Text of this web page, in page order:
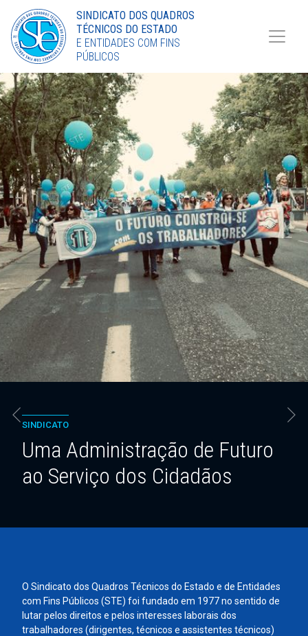
Torne-se Sócio
LinkedIn
SINDICATO DOS QUADROS
TÉCNICOS DO ESTADO
E ENTIDADES COM FINS
PÚBLICOS
SINDICATO
Uma Administração de Futuro
ao Serviço dos Cidadãos
O Sindicato dos Quadros Técnicos do Estado e de Entidades
com Fins Públicos (STE) foi fundado em 1977 no sentido de
lutar pelos direitos e pelos interesses laborais dos
trabalhadores (dirigentes, técnicos e assistentes técnicos)
Anterior